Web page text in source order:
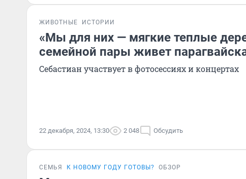
ЖИВОТНЫЕ ИСТОРИИ
«Мы для них — мягкие теплые
семейной пары живет
Себастиан участвует в фотосессиях и концертах
22 декабря, 2024, 13:30 2 048 Обсудить
СЕМЬЯ К НОВОМУ ГОДУ ГОТОВЫ? ОБЗОР